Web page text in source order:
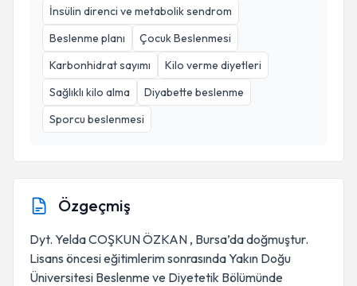
İnsülin direnci ve metabolik sendrom
Beslenme planı
Çocuk Beslenmesi
Karbonhidrat sayımı
Kilo verme diyetleri
Sağlıklı kilo alma
Diyabette beslenme
Sporcu beslenmesi
Özgeçmiş
Dyt. Yelda COŞKUN ÖZKAN , Bursa’da doğmuştur.
Lisans öncesi eğitimlerim sonrasında Yakın Doğu
Üniversitesi Beslenme ve Diyetetik Bölümünde